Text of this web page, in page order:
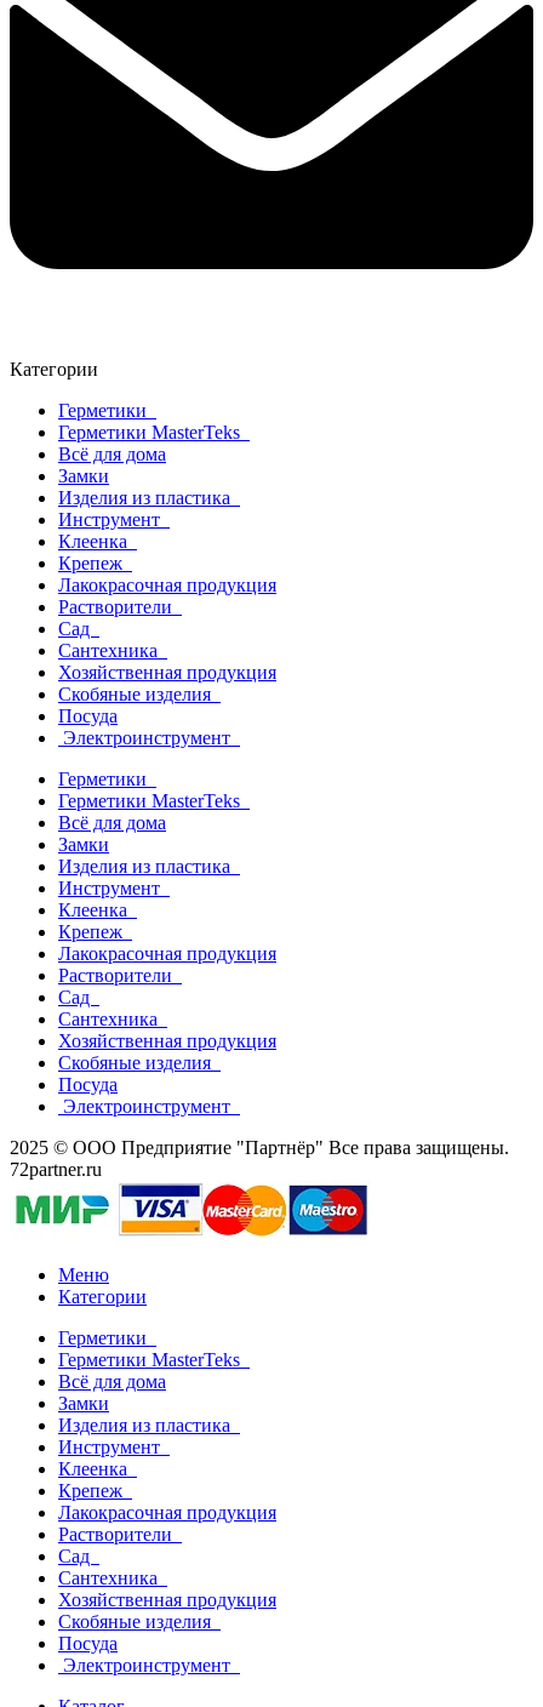
Категории
Герметики
Герметики MasterTeks
Всё для дома
Замки
Изделия из пластика
Инструмент
Клеенка
Крепеж
Лакокрасочная продукция
Растворители
Сад
Сантехника
Хозяйственная продукция
Скобяные изделия
Посуда
Электроинструмент
Герметики
Герметики MasterTeks
Всё для дома
Замки
Изделия из пластика
Инструмент
Клеенка
Крепеж
Лакокрасочная продукция
Растворители
Сад
Сантехника
Хозяйственная продукция
Скобяные изделия
Посуда
Электроинструмент
2025 © ООО Предприятие "Партнёр" Все права защищены.
72partner.ru
Меню
Категории
Герметики
Герметики MasterTeks
Всё для дома
Замки
Изделия из пластика
Инструмент
Клеенка
Крепеж
Лакокрасочная продукция
Растворители
Сад
Сантехника
Хозяйственная продукция
Скобяные изделия
Посуда
Электроинструмент